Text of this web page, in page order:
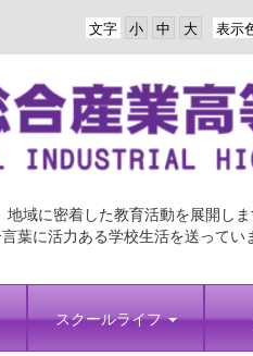
表示
文字
地域に密着した教育活動を展開しま
言葉に活力ある学校生活を送ってい
スクールライフ